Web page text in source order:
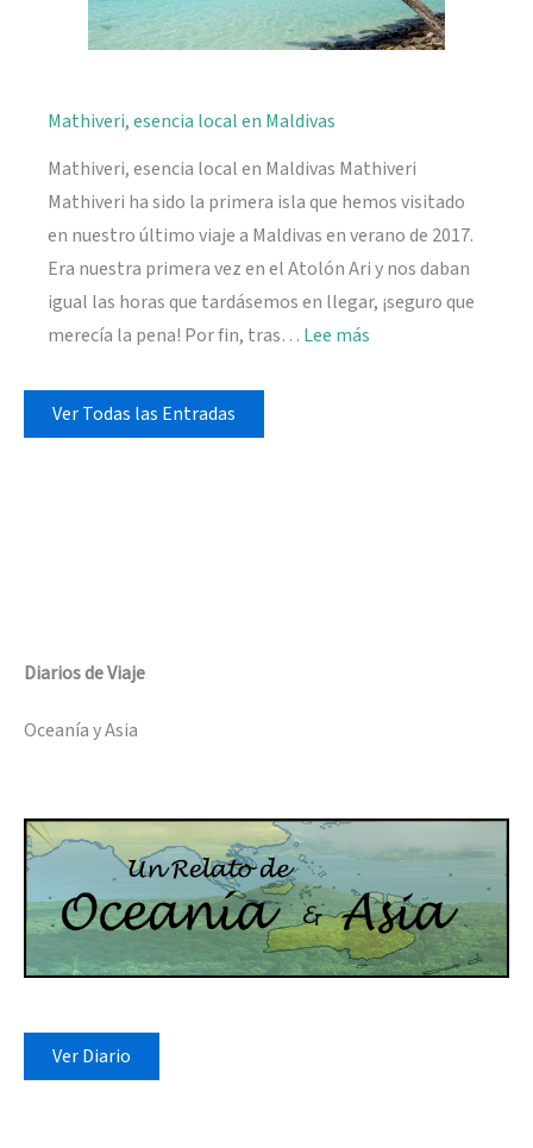
Mathiveri, esencia local en Maldivas
Mathiveri, esencia local en Maldivas Mathiveri
Mathiveri ha sido la primera isla que hemos visitado
en nuestro último viaje a Maldivas en verano de 2017.
Era nuestra primera vez en el Atolón Ari y nos daban
igual las horas que tardásemos en llegar, ¡seguro que
merecía la pena! Por fin, tras… Lee más
Ver Todas las Entradas
Diarios de Viaje
Oceanía y Asia
Ver Diario